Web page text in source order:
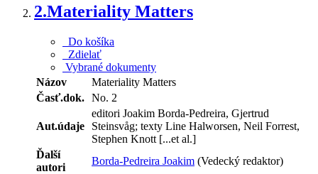
2.Materiality Matters
Do košíka
Zdielať
Vybrané dokumenty
Názov
Materiality Matters
Časť.dok. No. 2
Aut.údaje
editori Joakim Borda-Pedreira, Gjertrud
Steinsvåg; texty Line Halworsen, Neil Forrest,
Stephen Knott [...et al.]
Ďalší
autori
Borda-Pedreira Joakim (Vedecký redaktor)